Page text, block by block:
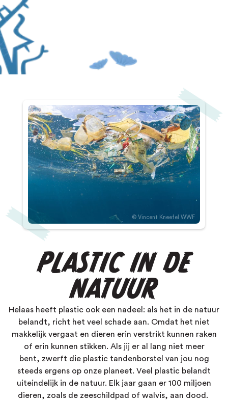
Vincent Kneefel WWF
PLASTIC IN DE
NATUUR
Helaas heeft plastic ook een nadeel: als het in de natuur
belandt, richt het veel schade aan. Omdat het niet
makkelijk vergaat en dieren erin verstrikt kunnen raken
of erin kunnen stikken. Als jij er al lang niet meer
bent, zwerft die plastic tandenborstel van jou nog
steed s ergens op onze planeet. Veel plastic belandt
uiteindelijk in de natuur. Elk jaar gaan er 100 miljoen
dieren, zoals de zeeschildpad of walvis, aan dood.